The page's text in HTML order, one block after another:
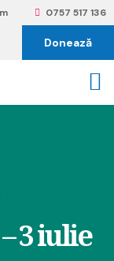
0757 517 136
Donează
3 iulie